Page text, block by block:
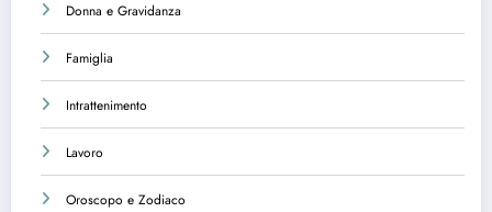
Donna e Gravidanza
Famiglia
Intrattenimento
Lavoro
Oroscopo e Zodiaco